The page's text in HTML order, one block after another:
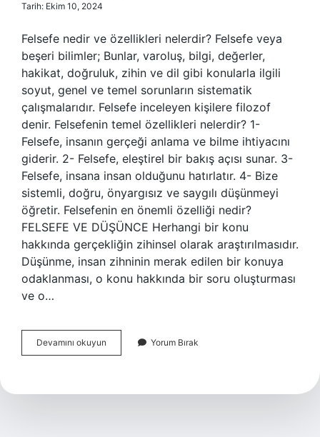
Tarih: Ekim 10, 2024
Felsefe nedir ve özellikleri nelerdir? Felsefe veya
beşeri bilimler; Bunlar, varoluş, bilgi, değerler,
hakikat, doğruluk, zihin ve dil gibi konularla ilgili
soyut, genel ve temel sorunların sistematik
çalışmalarıdır. Felsefe inceleyen kişilere filozof
denir. Felsefenin temel özellikleri nelerdir? 1-
Felsefe, insanın gerçeği anlama ve bilme ihtiyacını
giderir. 2- Felsefe, eleştirel bir bakış açısı sunar. 3-
Felsefe, insana insan olduğunu hatırlatır. 4- Bize
sistemli, doğru, önyargısız ve saygılı düşünmeyi
öğretir. Felsefenin en önemli özelliği nedir?
FELSEFE VE DÜŞÜNCE Herhangi bir konu
hakkında gerçekliğin zihinsel olarak araştırılmasıdır.
Düşünme, insan zihninin merak edilen bir konuya
odaklanması, o konu hakkında bir soru oluşturması
ve o…
Devamını okuyun
Nedir
Yorum Bırak